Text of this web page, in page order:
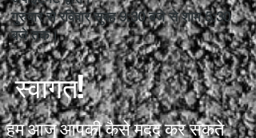
गुरुवार से रविवार सुबह 9:30 बजे से शाम 5:30
बजे तक।
स्वागत!
हम आज आपकी कैसे मदद कर सकते